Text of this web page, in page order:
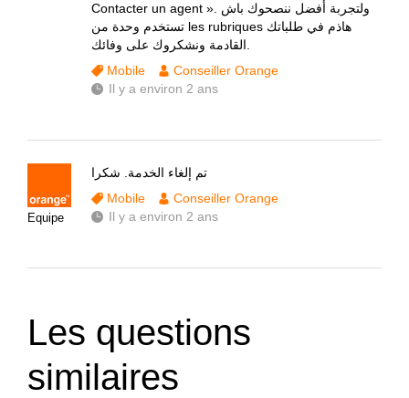
Contacter un agent ». ولتجربة أفضل ننصحوك باش
تستخدم وحدة من les rubriques هاذم في طلباتك
Mobile
Conseiller Orange
Il y a environ 2 ans
Equipe
تم إلغاء الخدمة. شكرا
Mobile
Conseiller Orange
Il y a environ 2 ans
Les questions
similaires